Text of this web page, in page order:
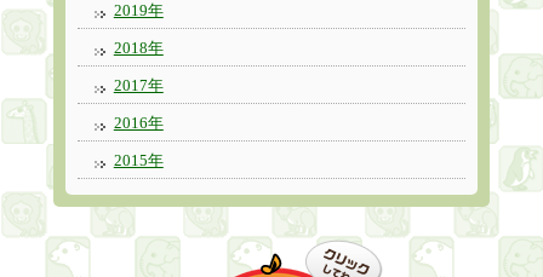
2019年
2018年
2017年
2016年
2015年